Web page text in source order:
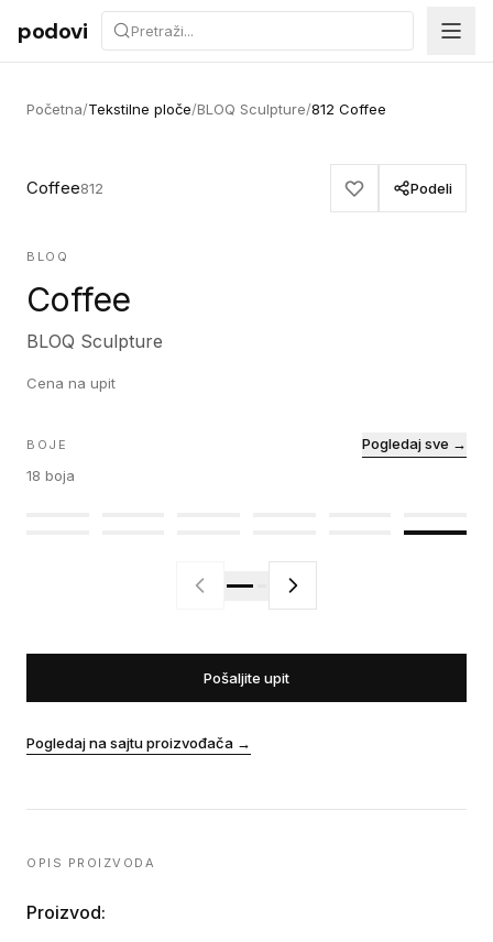
Preskoči na sadržaj
podovi
Početna/Tekstilne ploče/BLOQ Sculpture/812 Coffee
Coffee812 Podeli
BLOQ
Coffee
BLOQ Sculpture
Cena na upit
BOJE
18 boja
Pogledaj sve →
Pošaljite upit
Pogledaj na sajtu proizvođača →
OPIS PROIZVODA
Proizvod: